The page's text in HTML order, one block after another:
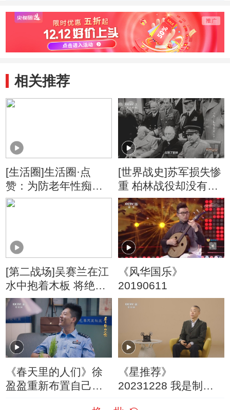
相关推荐
[生活圈]生活圈·点
赞：为防老年性痴呆
古稀老人四年背完新
[世界战史]苏军损失惨
重 柏林战役却没有带
给苏联更多实际利益
[第二战场]吴赛兰在江
水中抱着木板 将绝密
情报送到解放军手中
《风华国乐》
20190611
《春天里的人们》徐
盈盈重新布置自己的
《星推荐》
20231228 我是制片